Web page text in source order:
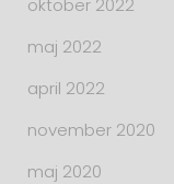
oktober 2022
maj 2022
april 2022
november 2020
maj 2020